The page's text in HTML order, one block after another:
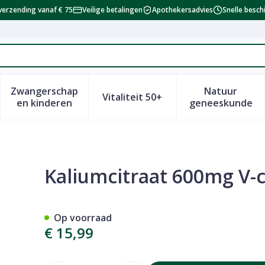
vanaf € 75 Veilige betalingen Apothekersadvies Snelle
verzorging en hygiëne categorie
voor Dieet, voeding en vitamines categorie
Zwangerschap
en kinderenToon submenu voor Zwangerschap en
Vitaliteit 50+Toon submenu voor
Natuur
geneeskunde
Toon
60 Deba
Kaliumcitraat 600mg V-
€ 15,99
Op voorraad